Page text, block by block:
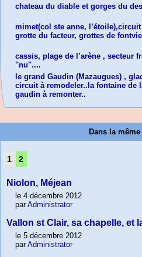
chateau du diable et gorges du
mimet(col ste anne,
grotte du facteur, grottes de
cassis, plage de l’arène , secteur
"nu"....
le grand Gaudin (Mazaugues) ,
circuit à remodeler..la fontaine de
gaudin à remonter..
Dans la
1 2
Niolon, Méjean
le 4 décembre 2012
parAdministrator
Vallon st Clair, sa chapelle, et
le 5 décembre 2012
parAdministrator